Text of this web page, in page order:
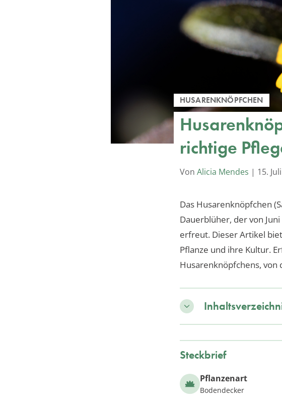
HUSARENKNÖPFCHEN
richtige
Von Alicia Mendes | 15.
Das Husarenknöpfchen
Dauerblüher, der von
erfreut. Dieser Artikel
Pflanze und ihre Kultur.
Husarenknöpfchens, von
Steckbrief
Pflanzenart
Bodendecker